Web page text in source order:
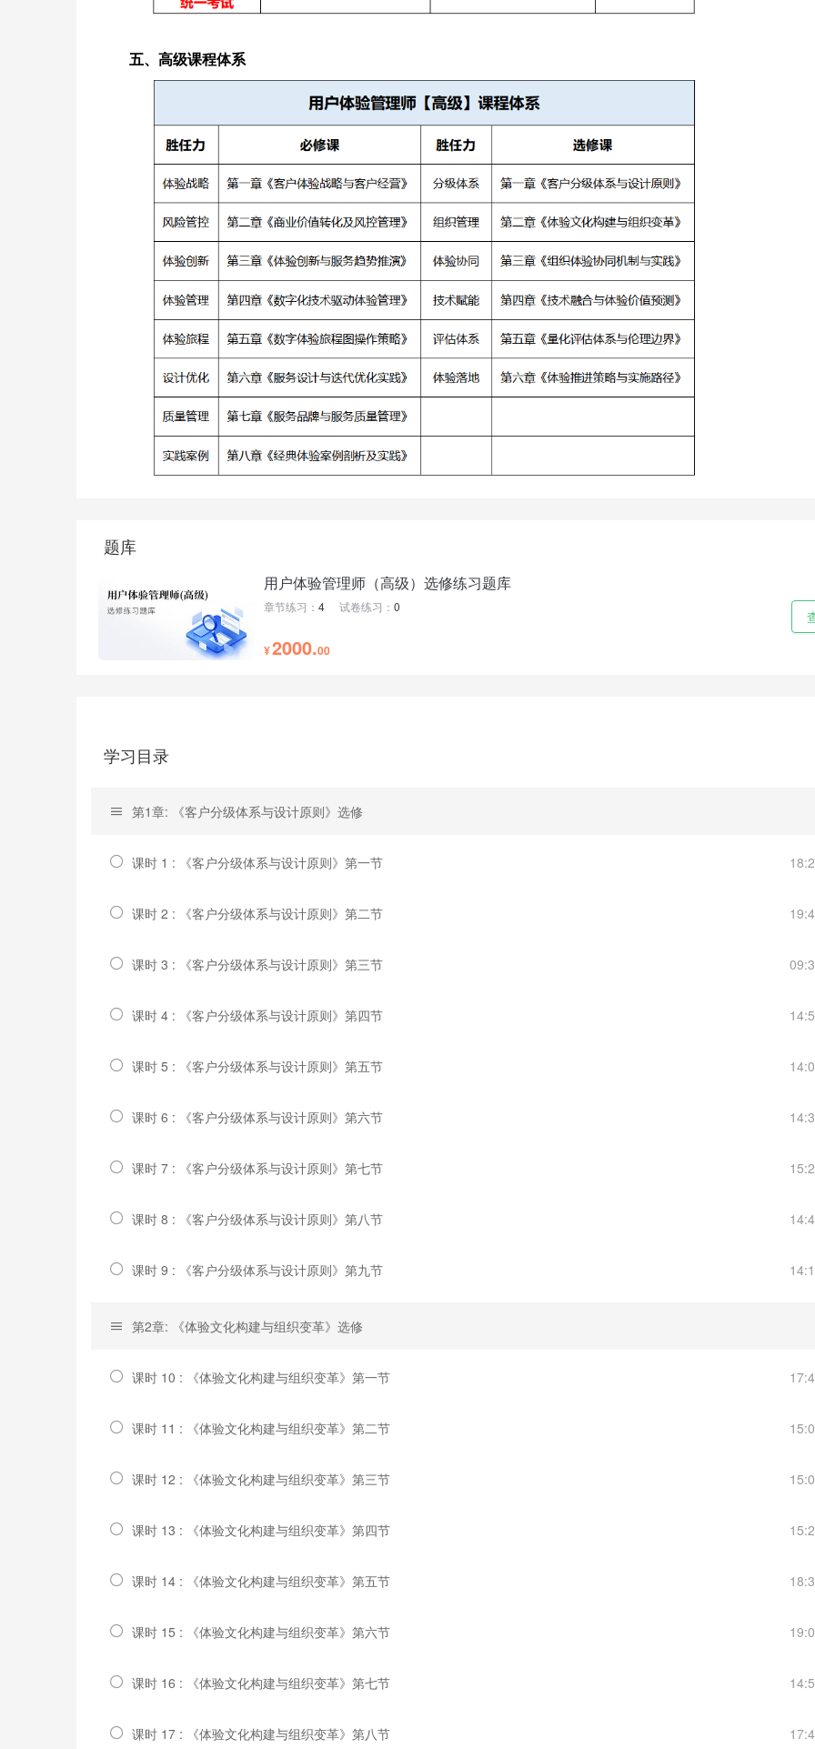
五、高级课程体系
题库
用户体验管理师（高级）选修练习题库
章节练习： 4 试卷练习： 0
¥2000.00
学习目录
第1章: 《客户分级体系与设计原则》选修
课时 1 : 《客户分级体系与设计原则》第一节
课时 2 : 《客户分级体系与设计原则》第二节
课时 3 : 《客户分级体系与设计原则》第三节
课时 4 : 《客户分级体系与设计原则》第四节
课时 5 : 《客户分级体系与设计原则》第五节
课时 6 : 《客户分级体系与设计原则》第六节
课时 7 : 《客户分级体系与设计原则》第七节
课时 8 : 《客户分级体系与设计原则》第八节
课时 9 : 《客户分级体系与设计原则》第九节
第2章: 《体验文化构建与组织变革》选修
课时 10 : 《体验文化构建与组织变革》第一节
课时 11 : 《体验文化构建与组织变革》第二节
课时 12 : 《体验文化构建与组织变革》第三节
课时 13 : 《体验文化构建与组织变革》第四节
课时 14 : 《体验文化构建与组织变革》第五节
课时 15 : 《体验文化构建与组织变革》第六节
课时 16 : 《体验文化构建与组织变革》第七节
课时 17 : 《体验文化构建与组织变革》第八节